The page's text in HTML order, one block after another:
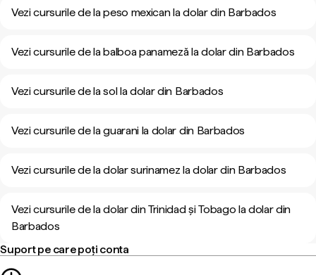
Vezi cursurile de la peso mexican la dolar din Barbados
Vezi cursurile de la balboa panameză la dolar din Barbados
Vezi cursurile de la sol la dolar din Barbados
Vezi cursurile de la guarani la dolar din Barbados
Vezi cursurile de la dolar surinamez la dolar din Barbados
Vezi cursurile de la dolar din Trinidad și Tobago la dolar din
Barbados
Suport pe care poți conta